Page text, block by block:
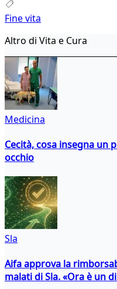
Fine vita
Altro di Vita e Cura
Medicina
Cecità, cosa insegna
occhio
Sla
Aifa approva la
malati di Sla. «Ora è un